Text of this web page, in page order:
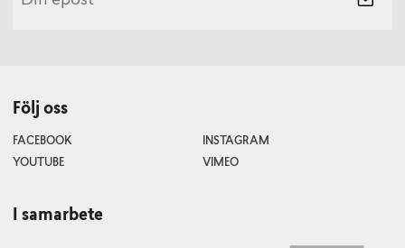
Följ oss
FACEBOOK
INSTAGRAM
YOUTUBE
VIMEO
I samarbete